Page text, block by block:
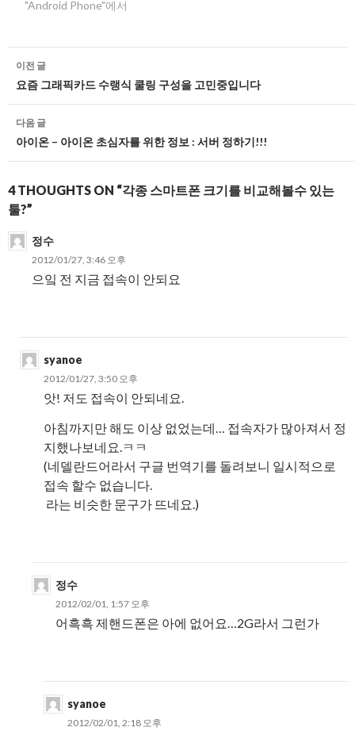
"Android Phone"에서
글
네
비
게
이
션
이전 글
요즘 그래픽카드 수랭식 쿨링 구성을 고민중입니다
다음 글
아이온 – 아이온 초심자를 위한 정보 : 서버 정하기!!!
4 THOUGHTS ON “각종 스마트폰 크기를 비교해볼수 있는
툴?”
정수
2012/01/27, 3:46 오후
으잌 전 지금 접속이 안되요
syanoe
2012/01/27, 3:50 오후
앗! 저도 접속이 안되네요.
아침까지만 해도 이상 없었는데… 접속자가 많아져서 정
지했나보네요.ㅋㅋ
(네델란드어라서 구글 번역기를 돌려보니 일시적으로
접속 할수 없습니다.
라는 비슷한 문구가 뜨네요.)
정수
2012/02/01, 1:57 오후
어흑흑 제핸드폰은 아에 없어요…2G라서 그런가
syanoe
2012/02/01, 2:18 오후